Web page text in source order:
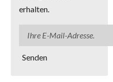
erhalten.
Senden